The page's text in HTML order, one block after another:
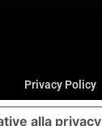
Privacy Policy
alla privacy